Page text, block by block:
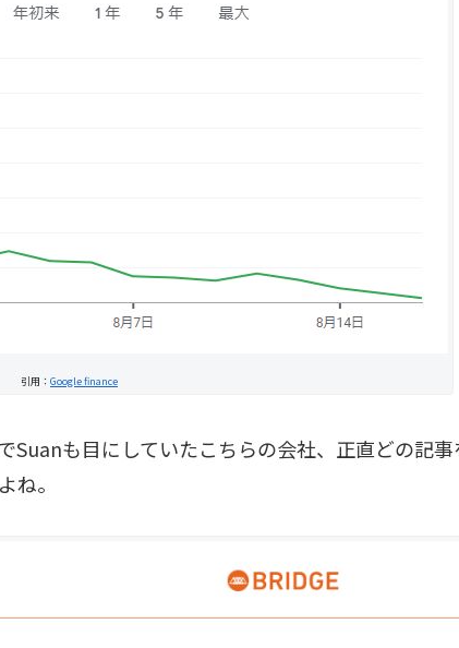
引用： Google finance
Suanも目にしていたこちらの会社、正直どの記事
ね。